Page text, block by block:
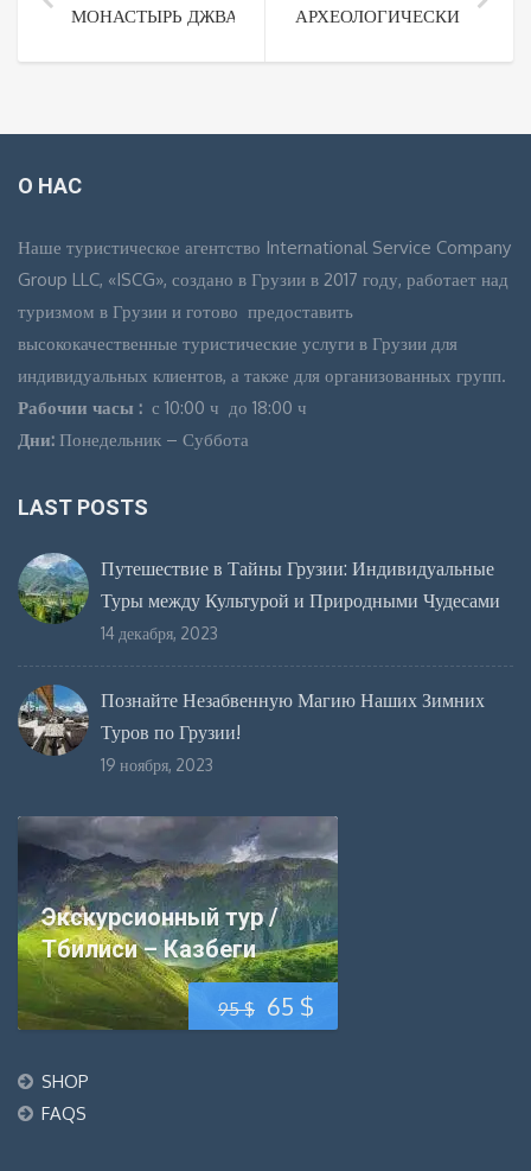
МОНАСТЫРЬ ДЖВАРИ РЕГИОН МЦХЕТА
АРХЕОЛОГИЧЕСКИЕ
О НАС
Наше туристическое агентство International Service Company
Group LLC, «ISCG», создано в Грузии в 2017 году, работает над
туризмом в Грузии и готово предоставить
высококачественные туристические услуги в Грузии для
индивидуальных клиентов, а также для организованных групп.
Рабочии часы : с 10:00 ч до 18:00 ч
Дни: Понедельник – Суббота
LAST POSTS
Путешествие в Тайны Грузии: Индивидуальные
Туры между Культурой и Природными Чудесами
14 декабря, 2023
Познайте Незабвенную Магию Наших Зимних
Туров по Грузии!
19 ноября, 2023
95$ Первоначальная
65 $
Экскурсионный тур /
Тбилиси – Казбеги
SHOP
FAQS